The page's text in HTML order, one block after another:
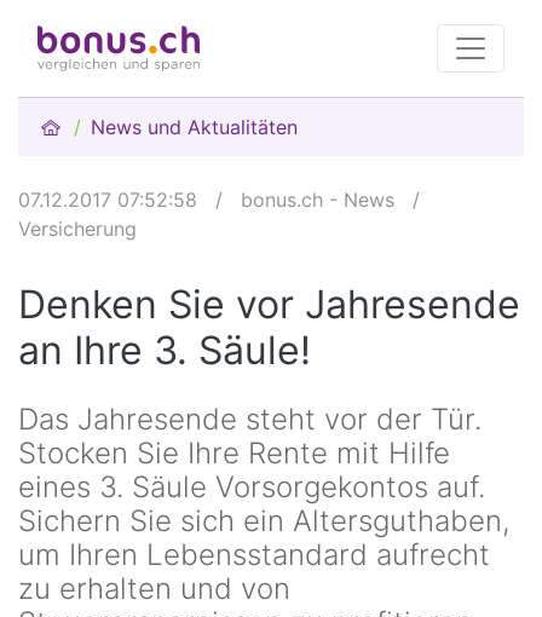
News und Aktualitäten
07.12.2017 07:52:58 / bonus.ch - News
/
Versicherung
Denken Sie vor Jahresende
an Ihre 3. Säule!
Das Jahresende steht vor der Tür.
Stocken Sie Ihre Rente mit Hilfe
eines 3. Säule Vorsorgekontos auf.
Sichern Sie sich ein Altersguthaben,
um Ihren Lebensstandard aufrecht
zu erhalten und von